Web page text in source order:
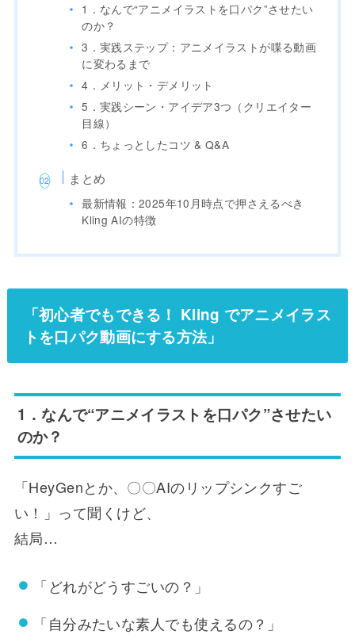
1．なんで“アニメイラストを口パク”させたい
のか？
3．実践ステップ：アニメイラストが喋る動画
に変わるまで
4．メリット・デメリット
5．実践シーン・アイデア3つ（クリエイター
目線）
6．ちょっとしたコツ & Q&A
まとめ
最新情報：2025年10月時点で押さえるべき
Kling AIの特徴
「初心者でもできる！ Kling でアニメイラス
トを口パク動画にする方法」
1．なんで“アニメイラストを口パク”させたい
のか？
「HeyGenとか、〇〇AIのリップシンクすご
い！」って聞くけど、
結局…
「どれがどうすごいの？」
「自分みたいな素人でも使えるの？」